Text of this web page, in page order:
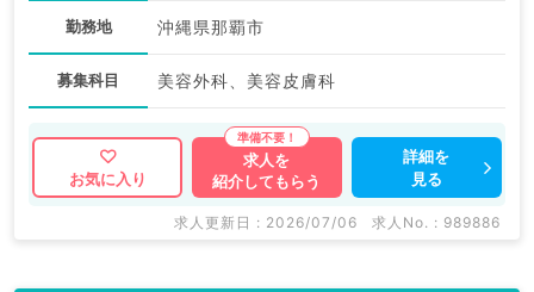
勤務地 沖縄県那覇市
募集科目 美容外科、美容皮膚科
お気に入り
求人を
紹介してもらう
詳細を
見る
求人更新日 : 2026/07/06 求人No. : 989886